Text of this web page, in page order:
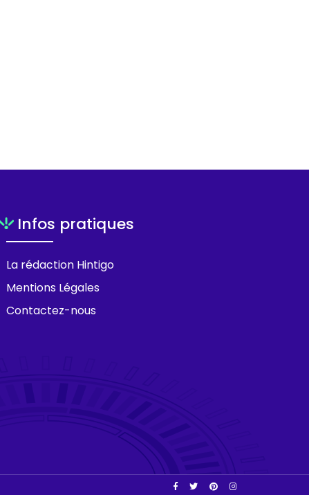
Infos pratiques
La rédaction Hintigo
Mentions Légales
Contactez-nous
Facebook
TwitterPinterestInstagram